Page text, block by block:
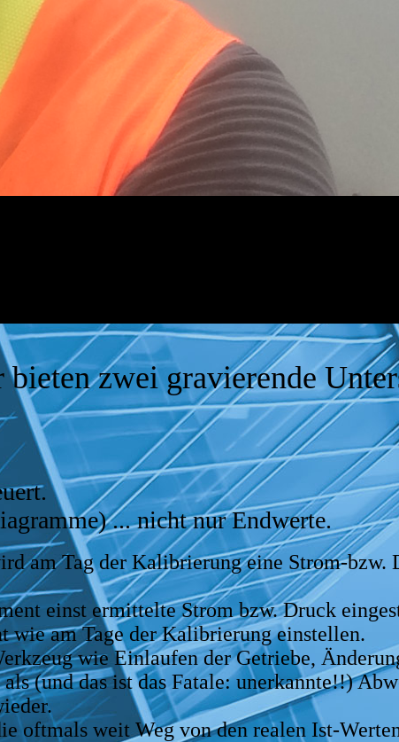
zwei gravierende
... nicht nur Endwerte.
am Tag der Kalibrierung eine Strom-bzw.
einst ermittelte Strom bzw. Druck
wie am Tage der Kalibrierung einstellen.
wie Einlaufen der Getriebe,
(und das ist das Fatale: unerkannte!!)
oftmals weit Weg von den realen Ist-